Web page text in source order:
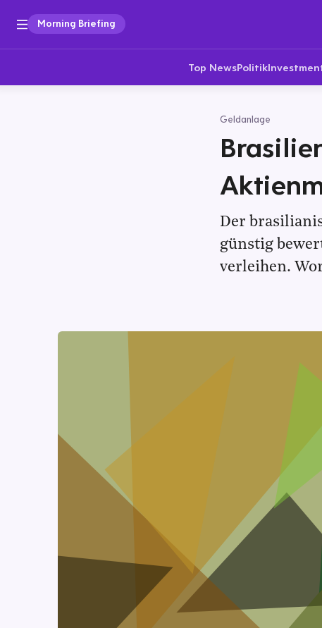
Morning Briefing
Top NewsPolitik
Geldanlage
Der
günstig
verleihen.